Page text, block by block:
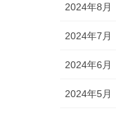
2024年8月
2024年7月
2024年6月
2024年5月